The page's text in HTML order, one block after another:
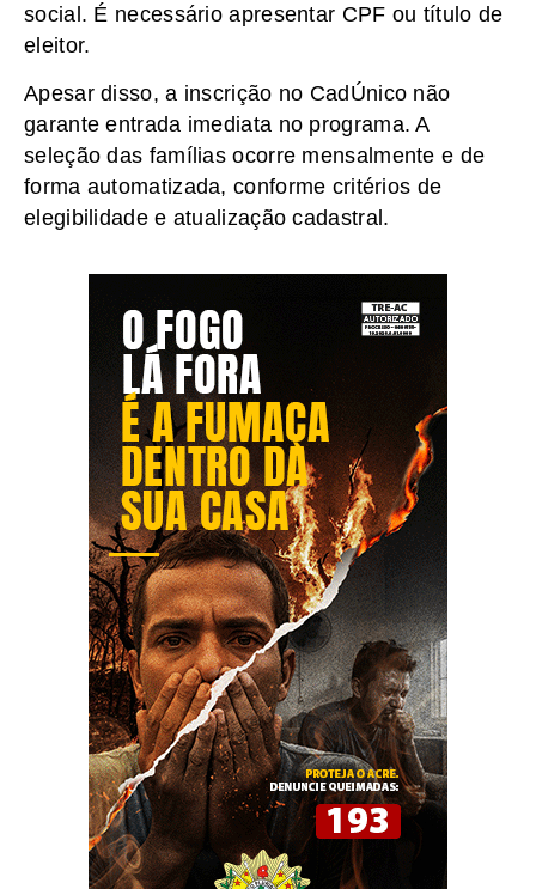
social. É necessário apresentar CPF ou título de
eleitor.
Apesar disso, a inscrição no CadÚnico não
garante entrada imediata no programa. A
seleção das famílias ocorre mensalmente e de
forma automatizada, conforme critérios de
elegibilidade e atualização cadastral.